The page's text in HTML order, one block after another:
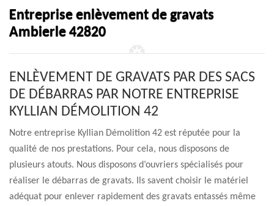
Entreprise enlèvement de gravats
Ambierle 42820
ENLÈVEMENT DE GRAVATS PAR DES SACS
DE DÉBARRAS PAR NOTRE ENTREPRISE
KYLLIAN DÉMOLITION 42
Notre entreprise Kyllian Démolition 42 est réputée pour la
qualité de nos prestations. Pour cela, nous disposons de
plusieurs atouts. Nous disposons d’ouvriers spécialisés pour
réaliser le débarras de gravats. Ils savent choisir le matériel
adéquat pour enlever rapidement des gravats entassés même